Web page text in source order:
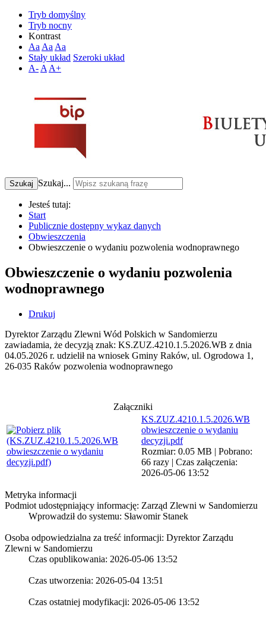
Tryb domyślny
Tryb nocny
Kontrast
Aa Aa Aa
Stały układ Szeroki układ
A- A A+
Szukaj Szukaj...
Jesteś tutaj:
Start
Publicznie dostępny wykaz danych
Obwieszczenia
Obwieszczenie o wydaniu pozwolenia wodnoprawnego
Obwieszczenie o wydaniu pozwolenia
wodnoprawnego
Drukuj
Dyrektor Zarządu Zlewni Wód Polskich w Sandomierzu
zawiadamia, że decyzją znak: KS.ZUZ.4210.1.5.2026.WB z dnia
04.05.2026 r. udzielił na wniosek Gminy Raków, ul. Ogrodowa 1,
26-035 Raków pozwolenia wodnoprawnego
Załączniki
KS.ZUZ.4210.1.5.2026.WB
obwieszczenie o wydaniu
decyzji.pdf
Rozmiar: 0.05 MB | Pobrano:
66 razy | Czas załączenia:
2026-05-06 13:52
Metryka informacji
Podmiot udostępniający informację: Zarząd Zlewni w Sandomierzu
Wprowadził do systemu: Sławomir Stanek
Osoba odpowiedzialna za treść informacji: Dyrektor Zarządu
Zlewni w Sandomierzu
Czas opublikowania: 2026-05-06 13:52
Czas utworzenia: 2026-05-04 13:51
Czas ostatniej modyfikacji: 2026-05-06 13:52